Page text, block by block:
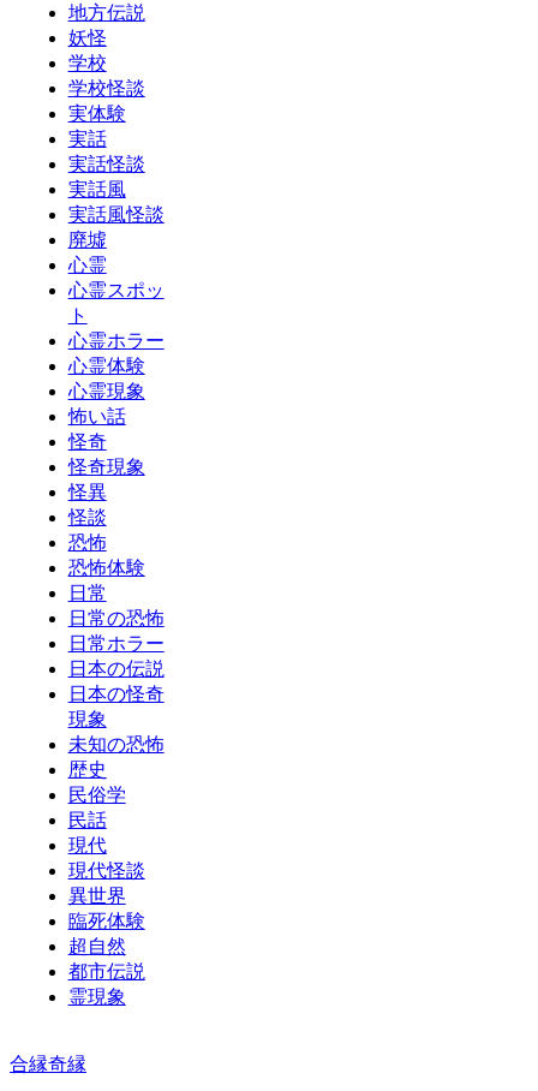
地方伝説
妖怪
学校
学校怪談
実体験
実話
実話怪談
実話風
実話風怪談
廃墟
心霊
心霊スポッ
ト
心霊ホラー
心霊体験
心霊現象
怖い話
怪奇
怪奇現象
怪異
怪談
恐怖
恐怖体験
日常
日常の恐怖
日常ホラー
日本の伝説
日本の怪奇
現象
未知の恐怖
歴史
民俗学
民話
現代
現代怪談
異世界
臨死体験
超自然
都市伝説
霊現象
合縁奇縁